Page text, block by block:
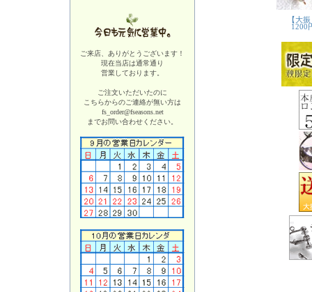
ご来店、ありがとうございます！
現在当店は通常通り
営業しております。
ご注文いただいたのに
こちらからのご連絡が無い方は
fs_order@fseasons.net
までお問い合わせください。